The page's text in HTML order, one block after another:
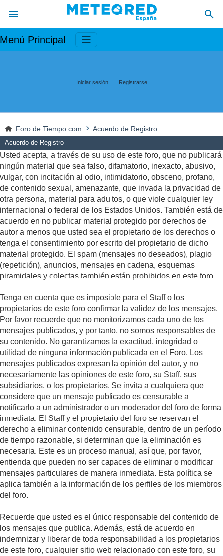
Menú Principal
Iniciar sesión Registrarse
Foro de Tiempo.com Acuerdo de Registro
Acuerdo de Registro
Usted acepta, a través de su uso de este foro, que no publicará
ningún material que sea falso, difamatorio, inexacto, abusivo,
vulgar, con incitación al odio, intimidatorio, obsceno, profano,
de contenido sexual, amenazante, que invada la privacidad de
otra persona, material para adultos, o que viole cualquier ley
internacional o federal de los Estados Unidos. También está de
acuerdo en no publicar material protegido por derechos de
autor a menos que usted sea el propietario de los derechos o
tenga el consentimiento por escrito del propietario de dicho
material protegido. El spam (mensajes no deseados), plagio
(repetición), anuncios, mensajes en cadena, esquemas
piramidales y colectas también están prohibidos en este foro.
Tenga en cuenta que es imposible para el Staff o los
propietarios de este foro confirmar la validez de los mensajes.
Por favor recuerde que no monitorizamos cada uno de los
mensajes publicados, y por tanto, no somos responsables de
su contenido. No garantizamos la exactitud, integridad o
utilidad de ninguna información publicada en el Foro. Los
mensajes publicados expresan la opinión del autor, y no
necesariamente las opiniones de este foro, su Staff, sus
subsidiarios, o los propietarios. Se invita a cualquiera que
considere que un mensaje publicado es censurable a
notificarlo a un administrador o un moderador del foro de forma
inmediata. El Staff y el propietario del foro se reservan el
derecho a eliminar contenido censurable, dentro de un período
de tiempo razonable, si determinan que la eliminación es
necesaria. Este es un proceso manual, así que, por favor,
entienda que pueden no ser capaces de eliminar o modificar
mensajes particulares de manera inmediata. Esta política se
aplica también a la información de los perfiles de los miembros
del foro.
Recuerde que usted es el único responsable del contenido de
los mensajes que publica. Además, está de acuerdo en
indemnizar y liberar de toda responsabilidad a los propietarios
de este foro, cualquier sitio web relacionado con este foro, su